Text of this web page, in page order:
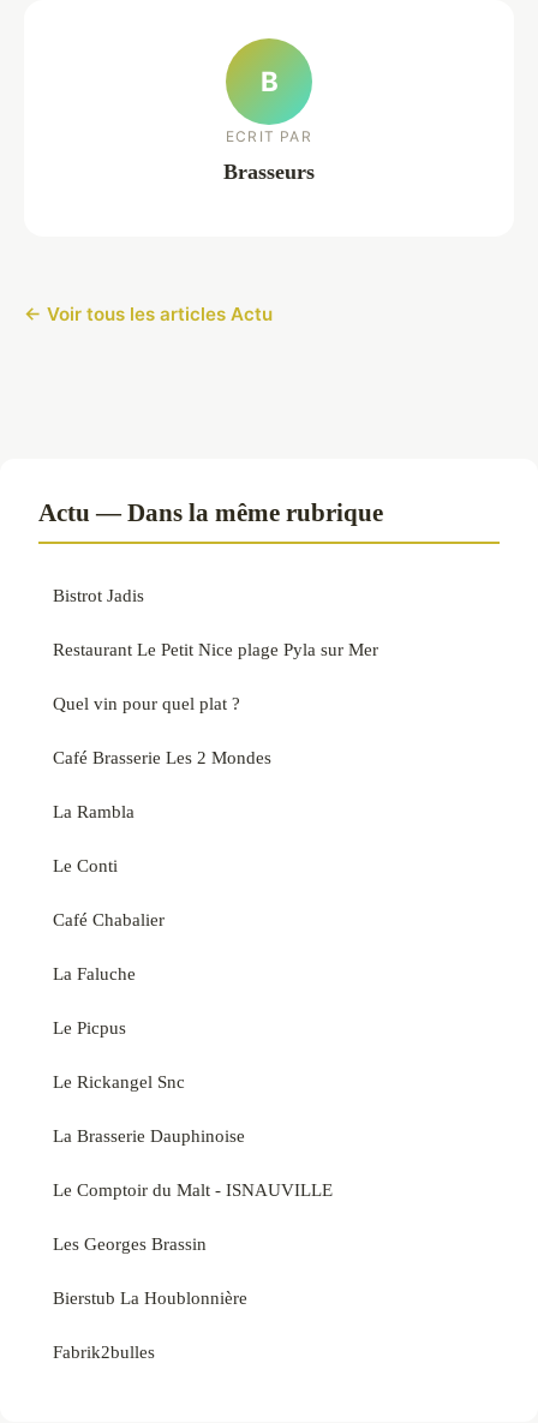
B
ECRIT PAR
Brasseurs
← Voir tous les articles Actu
Actu — Dans la même rubrique
Bistrot Jadis
Restaurant Le Petit Nice plage Pyla sur Mer
Quel vin pour quel plat ?
Café Brasserie Les 2 Mondes
La Rambla
Le Conti
Café Chabalier
La Faluche
Le Picpus
Le Rickangel Snc
La Brasserie Dauphinoise
Le Comptoir du Malt - ISNAUVILLE
Les Georges Brassin
Bierstub La Houblonnière
Fabrik2bulles